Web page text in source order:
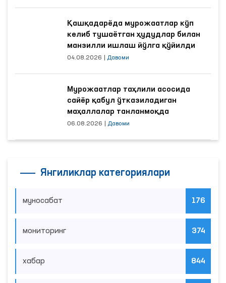
Қашқадарёда мурожаатлар кўп
келиб тушаётган ҳудудлар билан
манзилли ишлаш йўлга қўйилди
04.08.2026 Давоми
Мурожаатлар таҳлили асосида
сайёр қабул ўтказиладиган
маҳаллалар танланмоқда
06.08.2026 Давоми
Янгиликлар категориялари
муносабат 176
мониторинг 374
хабар 844